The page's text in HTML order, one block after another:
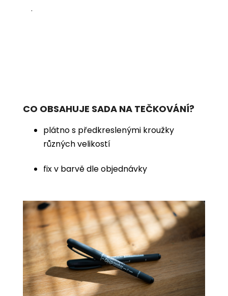
.
CO OBSAHUJE SADA NA TEČKOVÁNÍ?
plátno s předkreslenými kroužky
různých velikostí
fix v barvě dle objednávky